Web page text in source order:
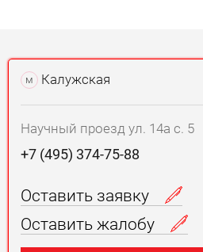
м Калужская
Научный проезд ул. 14а с. 5
+7 (495) 374-75-88
Оставить заявку
Оставить жалобу